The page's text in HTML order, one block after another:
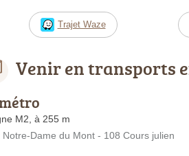
Trajet Waze
Venir en transports
M2, à 255 m
Notre-Dame du Mont - 108 Cours julien